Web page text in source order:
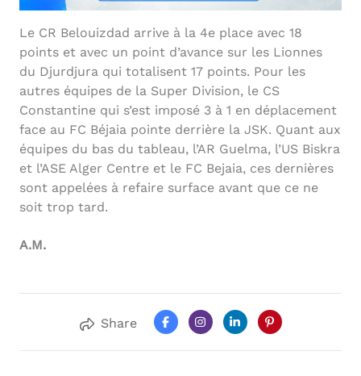
Le CR Belouizdad arrive à la 4e place avec 18
points et avec un point d’avance sur les Lionnes
du Djurdjura qui totalisent 17 points. Pour les
autres équipes de la Super Division, le CS
Constantine qui s’est imposé 3 à 1 en déplacement
face au FC Béjaia pointe derrière la JSK. Quant aux
équipes du bas du tableau, l’AR Guelma, l’US Biskra
et l’ASE Alger Centre et le FC Bejaia, ces dernières
sont appelées à refaire surface avant que ce ne
soit trop tard.
A.M.
Share